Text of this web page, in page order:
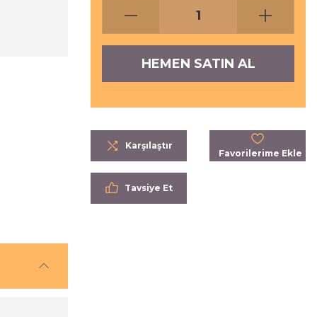
HEMEN SATIN AL
Karşılaştır
Tavsiye Et